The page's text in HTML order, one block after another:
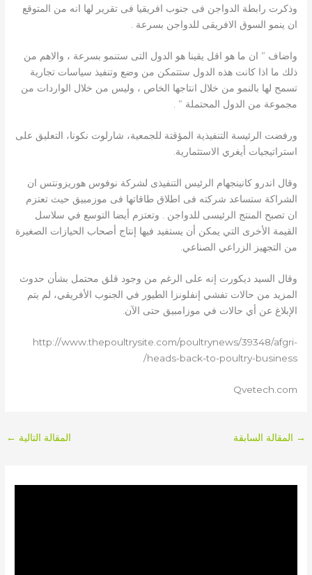
وذكرت رابطة الدواجن فى جنوب افريقيا فى تقرير لها انه من المتوقع
ان ينمو السوق الافريقى للدواجن بسرعة .
واضاف ” ان ما هو اقل يقينا هو الدول التى ستنمو بسرعة ، والاهم من
ذلك ما اذا كانت هذه الدول ستتمكن من وضع وتنفيذ سياسات تجارية
تسمح لها بالنمو من خلال انتاجها الخاص ، وليس من خلال الواردات من
مجموعة من الدول المحتملة ” .
ورفضت الرئيسة التنفيذية المؤقتة للجمعية، شارلوت نكونا، التعليق على
استراتيجيات أيغري الاستثمارية.
وقال اندرو كانينجهام الرئيس التنفيذى لشركة نوفوس هوريزونتس ان
الشراكة ستساعد شركته فى اطلاق طاقاتها فى موزمبيق حيث تعتزم
ان تصبح المنتج الرئيسى للدواجن . وتعتزم أيضا التوسع في سلاسل
القيمة الأخرى التي يمكن أن يستفيد فيها إنتاج أصحاب الحيازات الصغيرة
من التجهيز الزراعي الصناعي.
وقال السيد ديكورت إنه على الرغم من وجود قلق محتمل بشأن حدوث
المزيد من حالات تفشي إنفلونزا الطيور في الجنوب الأفريقي، لم يتم
الإبلاغ عن أي حالات في موزامبيق حتى الآن.
http://www.thepoultrysite.com/poultrynews/39348/afgri-
heads-back-to-poultry-business/
Qvetech.com
→ المقالة السابقة المقالة التالية ←